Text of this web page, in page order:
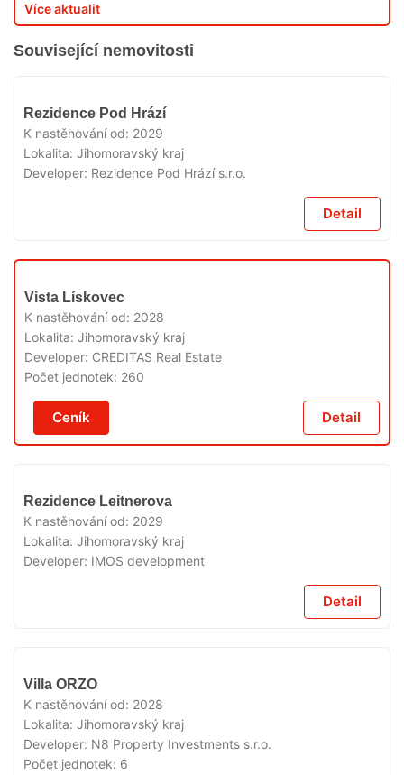
Více aktualit
Související nemovitosti
Rezidence Pod Hrází
K nastěhování od: 2029
Lokalita: Jihomoravský kraj
Developer: Rezidence Pod Hrází s.r.o.
Detail
Vista Lískovec
K nastěhování od: 2028
Lokalita: Jihomoravský kraj
Developer: CREDITAS Real Estate
Počet jednotek: 260
Ceník Detail
Rezidence Leitnerova
K nastěhování od: 2029
Lokalita: Jihomoravský kraj
Developer: IMOS development
Detail
Villa ORZO
K nastěhování od: 2028
Lokalita: Jihomoravský kraj
Developer: N8 Property Investments s.r.o.
Počet jednotek: 6